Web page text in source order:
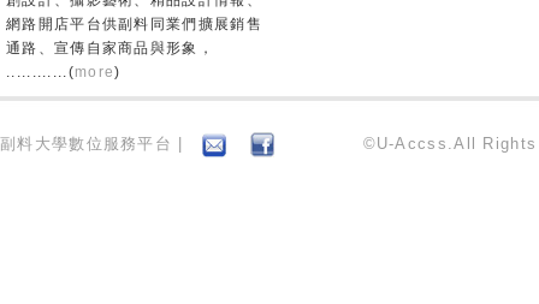
網路開店平台供副料同業們擴展銷售
通路、宣傳自家商品與形象，
............(more)
副料大學數位服務平台 | ©U-Accss.All Rights